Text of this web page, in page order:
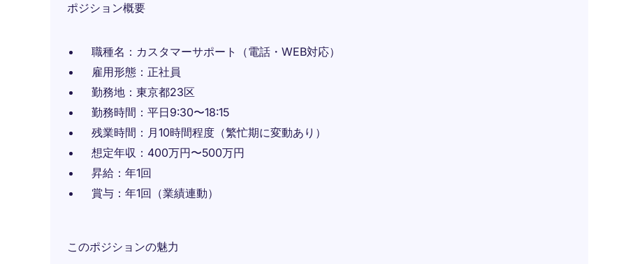
ポジション概要
職種名：カスタマーサポート（電話・WEB対応）
雇用形態：正社員
勤務地：東京都23区
勤務時間：平日9:30〜18:15
残業時間：月10時間程度（繁忙期に変動あり）
想定年収：400万円〜500万円
昇給：年1回
賞与：年1回（業績連動）
このポジションの魅力